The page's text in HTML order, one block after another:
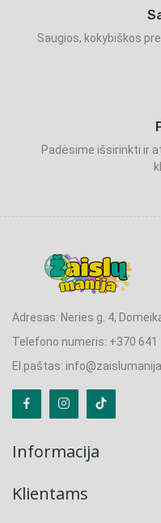
Saugios, kokybiškos
Padėsime išsirinkti ir
Adresas: Neries g. 4,
Telefono numeris: +370 641
El.paštas:
Informacija
Klientams